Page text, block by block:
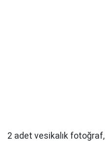
2 adet vesikalık fotoğraf,